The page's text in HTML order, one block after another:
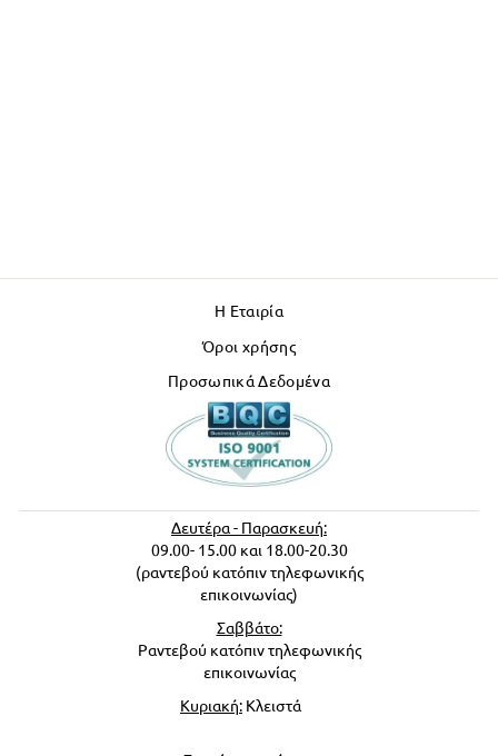
Η Εταιρία
Όροι χρήσης
Προσωπικά Δεδομένα
Δευτέρα - Παρασκευή:
09.00- 15.00 και 18.00-20.30
(ραντεβού κατόπιν τηλεφωνικής
επικοινωνίας)
Σαββάτο:
Ραντεβού κατόπιν τηλεφωνικής
επικοινωνίας
Κυριακή: Κλειστά